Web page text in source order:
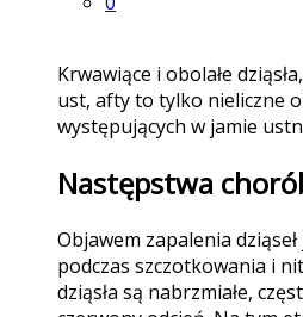
Krwawiące i obolałe
ust, afty to tylko nieliczne
występujących w jamie
Następstwa
Objawem zapalenia
podczas szczotkowania i
dziąsła są nabrzmiałe,